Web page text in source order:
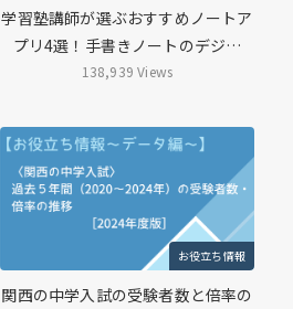
学習塾講師が選ぶおすすめノートア
プリ4選！手書きノートのデジ…
138,939 Views
お役立ち情報
関西の中学入試の受験者数と倍率の